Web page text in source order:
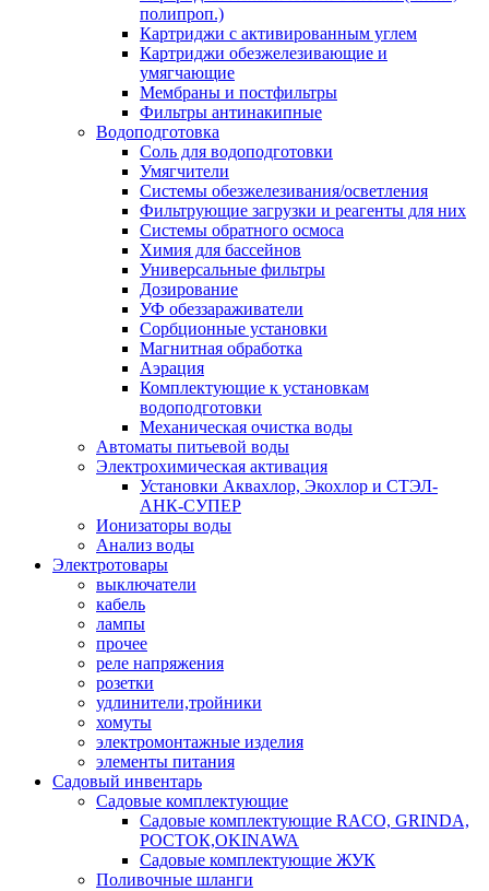
полипроп.)
Картриджи с активированным углем
Картриджи обезжелезивающие и
умягчающие
Мембраны и постфильтры
Фильтры антинакипные
Водоподготовка
Соль для водоподготовки
Умягчители
Системы обезжелезивания/осветления
Фильтрующие загрузки и реагенты для них
Системы обратного осмоса
Химия для бассейнов
Универсальные фильтры
Дозирование
УФ обеззараживатели
Сорбционные установки
Магнитная обработка
Аэрация
Комплектующие к установкам
водоподготовки
Механическая очистка воды
Автоматы питьевой воды
Электрохимическая активация
Установки Аквахлор, Экохлор и СТЭЛ-
АНК-СУПЕР
Ионизаторы воды
Анализ воды
Электротовары
выключатели
кабель
лампы
прочее
реле напряжения
розетки
удлинители,тройники
хомуты
электромонтажные изделия
элементы питания
Садовый инвентарь
Садовые комплектующие
Садовые комплектующие RACO, GRINDA,
РОСТОК,OKINAWA
Садовые комплектующие ЖУК
Поливочные шланги